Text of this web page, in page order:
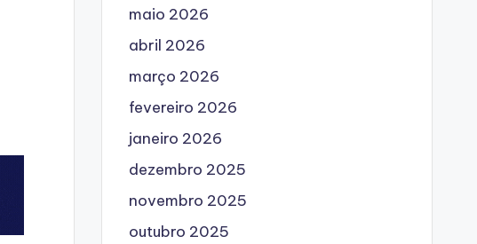
maio 2026
abril 2026
março 2026
fevereiro 2026
janeiro 2026
dezembro 2025
novembro 2025
outubro 2025